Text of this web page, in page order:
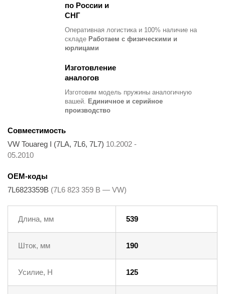
по России и
СНГ
Оперативная логистика и 100% наличие на
складе Работаем с физическими и
юрлицами
Изготовление
аналогов
Изготовим модель пружины аналогичную
вашей. Единичное и серийное
производство
Совместимость
VW Touareg I (7LA, 7L6, 7L7) 10.2002 -
05.2010
OEM-коды
7L6823359B (7L6 823 359 B — VW)
Длина, мм 539
Шток, мм 190
Усилие, Н 125